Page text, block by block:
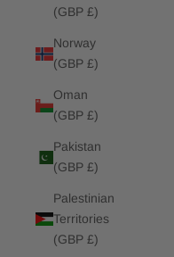
(GBP £)
Norway
(GBP £)
Oman
(GBP £)
Pakistan
(GBP £)
Palestinian
Territories
(GBP £)